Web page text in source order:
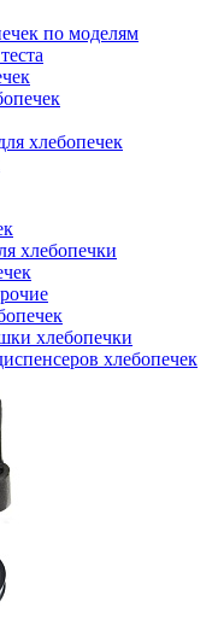
по моделям
хлебопечек
хлебопечки
хлебопечки
хлебопечек